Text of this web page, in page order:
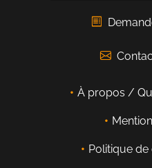
À propos /
Politique